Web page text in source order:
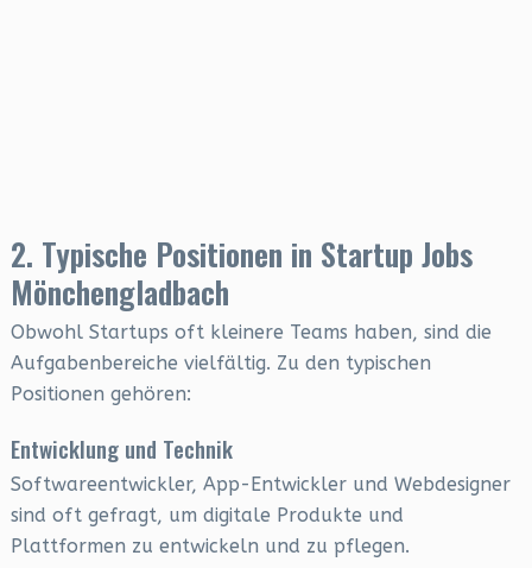
2. Typische Positionen in Startup Jobs
Mönchengladbach
Obwohl Startups oft kleinere Teams haben, sind die
Aufgabenbereiche vielfältig. Zu den typischen
Positionen gehören:
Entwicklung und Technik
Softwareentwickler, App-Entwickler und Webdesigner
sind oft gefragt, um digitale Produkte und
Plattformen zu entwickeln und zu pflegen.